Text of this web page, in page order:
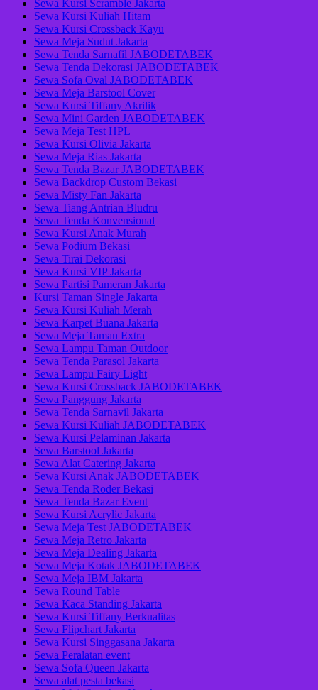
Sewa Kursi Scramble Jakarta
Sewa Kursi Kuliah Hitam
Sewa Kursi Crossback Kayu
Sewa Meja Sudut Jakarta
Sewa Tenda Sarnafil JABODETABEK
Sewa Tenda Dekorasi JABODETABEK
Sewa Sofa Oval JABODETABEK
Sewa Meja Barstool Cover
Sewa Kursi Tiffany Akrilik
Sewa Mini Garden JABODETABEK
Sewa Meja Test HPL
Sewa Kursi Olivia Jakarta
Sewa Meja Rias Jakarta
Sewa Tenda Bazar JABODETABEK
Sewa Backdrop Custom Bekasi
Sewa Misty Fan Jakarta
Sewa Tiang Antrian Bludru
Sewa Tenda Konvensional
Sewa Kursi Anak Murah
Sewa Podium Bekasi
Sewa Tirai Dekorasi
Sewa Kursi VIP Jakarta
Sewa Partisi Pameran Jakarta
Kursi Taman Single Jakarta
Sewa Kursi Kuliah Merah
Sewa Karpet Buana Jakarta
Sewa Meja Taman Extra
Sewa Lampu Taman Outdoor
Sewa Tenda Parasol Jakarta
Sewa Lampu Fairy Light
Sewa Kursi Crossback JABODETABEK
Sewa Panggung Jakarta
Sewa Tenda Sarnavil Jakarta
Sewa Kursi Kuliah JABODETABEK
Sewa Kursi Pelaminan Jakarta
Sewa Barstool Jakarta
Sewa Alat Catering Jakarta
Sewa Kursi Anak JABODETABEK
Sewa Tenda Roder Bekasi
Sewa Tenda Bazar Event
Sewa Kursi Acrylic Jakarta
Sewa Meja Test JABODETABEK
Sewa Meja Retro Jakarta
Sewa Meja Dealing Jakarta
Sewa Meja Kotak JABODETABEK
Sewa Meja IBM Jakarta
Sewa Round Table
Sewa Kaca Standing Jakarta
Sewa Kursi Tiffany Berkualitas
Sewa Flipchart Jakarta
Sewa Kursi Singgasana Jakarta
Sewa Peralatan event
Sewa Sofa Queen Jakarta
Sewa alat pesta bekasi